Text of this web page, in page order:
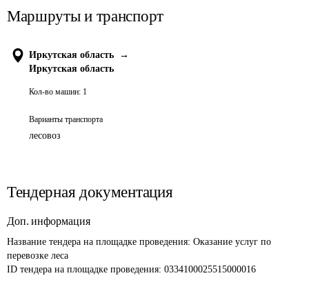
Маршруты и транспорт
Иркутская область
→
Иркутская область
Кол-во машин: 1
Варианты транспорта
лесовоз
Тендерная документация
Доп. информация
Название тендера на площадке проведения: Оказание услуг по
перевозке леса
ID тендера на площадке проведения: 0334100025515000016